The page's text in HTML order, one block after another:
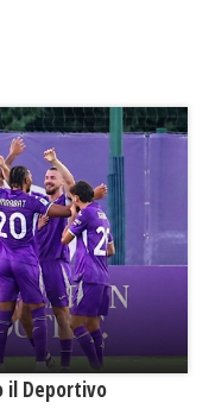
il Deportivo